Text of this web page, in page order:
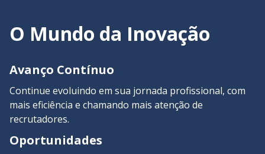
O Mundo da Inovação
Avanço Contínuo
Continue evoluindo em sua jornada profissional, com
mais eficiência e chamando mais atenção de
recrutadores.
Oportunidades